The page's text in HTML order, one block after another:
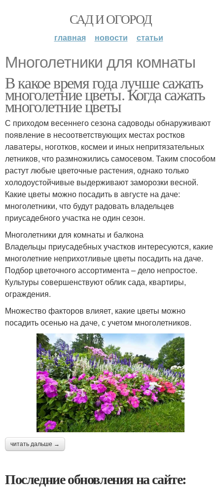
САД И ОГОРОД
главная новости статьи
Многолетники для комнаты
В какое время года лучше сажать
многолетние цветы. Когда сажать
многолетние цветы
С приходом весеннего сезона садоводы обнаруживают
появление в несоответствующих местах ростков
лаватеры, ноготков, космеи и иных непритязательных
летников, что размножились самосевом. Таким способом
растут любые цветочные растения, однако только
холодоустойчивые выдерживают заморозки весной.
Какие цветы можно посадить в августе на даче:
многолетники, что будут радовать владельцев
приусадебного участка не один сезон.
Многолетники для комнаты и балкона
Владельцы приусадебных участков интересуются, какие
многолетние неприхотливые цветы посадить на даче.
Подбор цветочного ассортимента – дело непростое.
Культуры совершенствуют облик сада, квартиры,
ограждения.
Множество факторов влияет, какие цветы можно
посадить осенью на даче, с учетом многолетников.
читать дальше →
Последние обновления на сайте: